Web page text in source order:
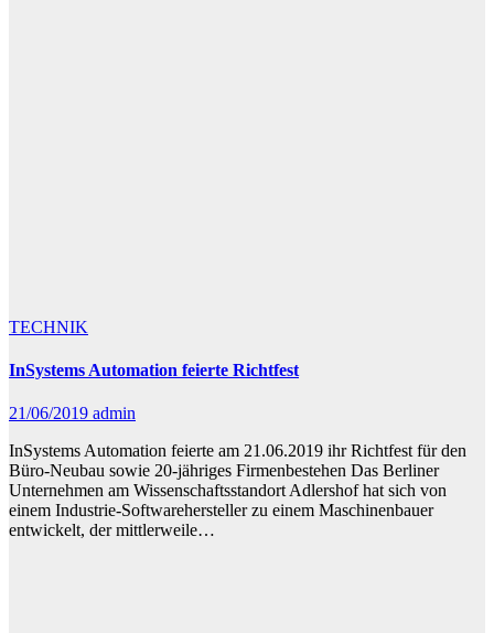
TECHNIK
InSystems Automation feierte Richtfest
21/06/2019 admin
InSystems Automation feierte am 21.06.2019 ihr Richtfest für den
Büro-Neubau sowie 20-jähriges Firmenbestehen Das Berliner
Unternehmen am Wissenschaftsstandort Adlershof hat sich von
einem Industrie-Softwarehersteller zu einem Maschinenbauer
entwickelt, der mittlerweile…